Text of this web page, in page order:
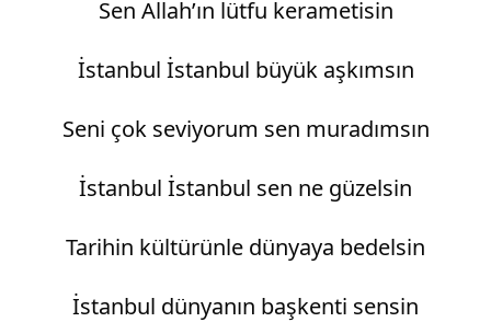
Sen Allah’ın lütfu kerametisin
İstanbul İstanbul büyük aşkımsın
Seni çok seviyorum sen muradımsın
İstanbul İstanbul sen ne güzelsin
Tarihin kültürünle dünyaya bedelsin
İstanbul dünyanın başkenti sensin